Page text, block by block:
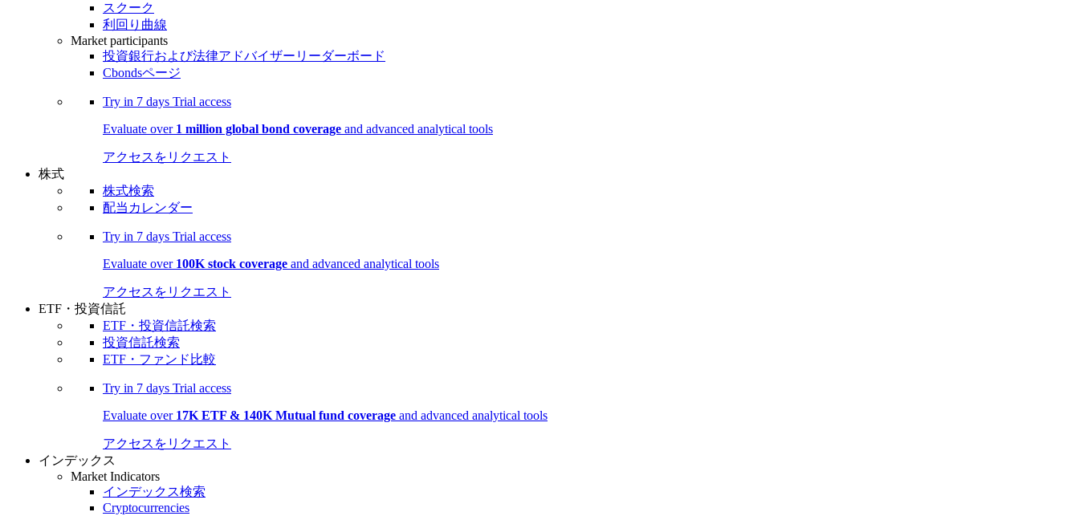
スクーク
利回り曲線
Market participants
投資銀行および法律アドバイザーリーダーボード
Cbondsページ
Try in 7 days Trial access
Evaluate over 1 million global bond coverage and advanced analytical tools
アクセスをリクエスト
株式
株式検索
配当カレンダー
Try in 7 days Trial access
Evaluate over 100K stock coverage and advanced analytical tools
アクセスをリクエスト
ETF・投資信託
ETF・投資信託検索
投資信託検索
ETF・ファンド比較
Try in 7 days Trial access
Evaluate over 17K ETF & 140K Mutual fund coverage and advanced analytical tools
アクセスをリクエスト
インデックス
Market Indicators
インデックス検索
Cryptocurrencies